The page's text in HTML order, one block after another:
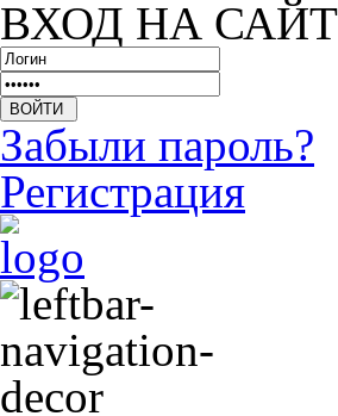
ВХОД НА САЙТ
Забыли пароль?
Регистрация